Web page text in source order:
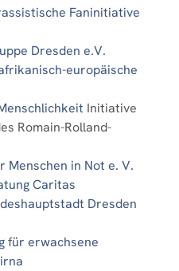
Faninitiative
Dresden e.V.
europäische
Initiative
Romain-Rolland-
Menschen in Not e. V.
Caritas
Dresden
für erwachsene